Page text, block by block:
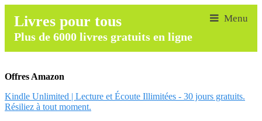
Livres pour tous
Plus de 6000 livres gratuits en ligne
Offres Amazon
Kindle Unlimited | Lecture et Écoute Illimitées - 30 jours gratuits.
Résiliez à tout moment.